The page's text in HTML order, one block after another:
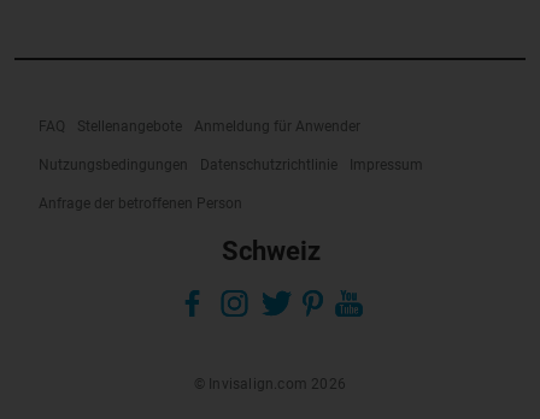
FAQ Stellenangebote Anmeldung für Anwender
Nutzungsbedingungen Datenschutzrichtlinie Impressum
Anfrage der betroffenen Person
Schweiz
© Invisalign.com 2026